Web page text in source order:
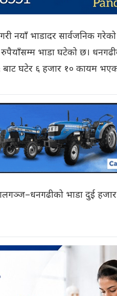
नयाँ भाडादर सार्वजनिक
भाडा घटेको छ।
घटेर ६ हजार १० कायम
भाडा दुई